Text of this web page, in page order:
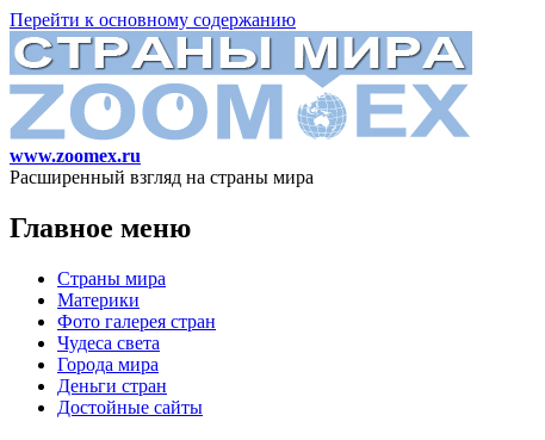
Перейти к основному содержанию
www.zoomex.ru
Расширенный взгляд на страны мира
Главное меню
Страны мира
Материки
Фото галерея стран
Чудеса света
Города мира
Деньги стран
Достойные сайты